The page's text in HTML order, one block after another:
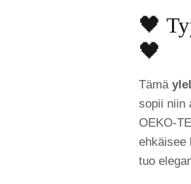
🖤
🖤
Tämä
sopii niin
OEKO-
ehkäisee
tuo